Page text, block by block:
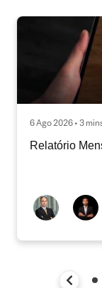
6 Ago 2026 • 3
Relatório